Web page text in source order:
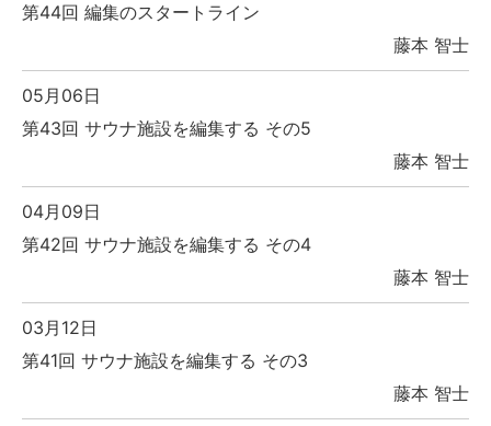
第44回 編集のスタートライン
藤本 智士
05月06日
第43回 サウナ施設を編集する その5
藤本 智士
04月09日
第42回 サウナ施設を編集する その4
藤本 智士
03月12日
第41回 サウナ施設を編集する その3
藤本 智士